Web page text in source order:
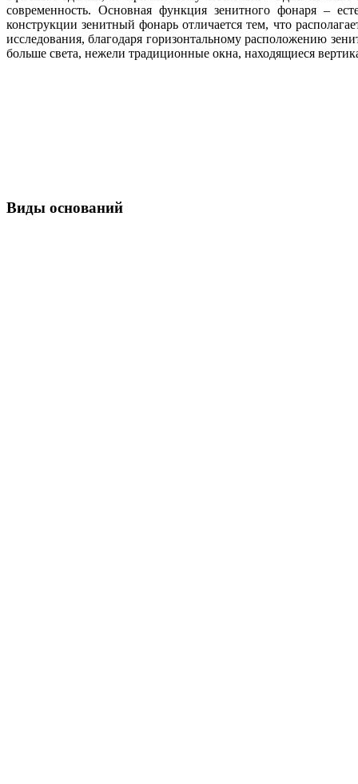
современность. Основная функция зенитного фонаря –
конструкции зенитный фонарь отличается тем, что
исследования, благодаря горизонтальному расположению
больше света, нежели традиционные окна, находящиеся
Виды оснований